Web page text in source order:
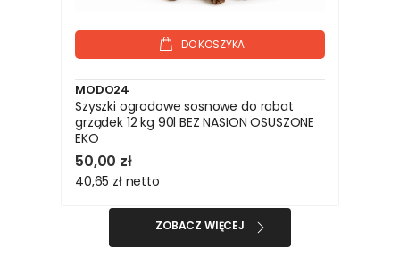
DO KOSZYKA
MODO24
Szyszki ogrodowe sosnowe do rabat
grządek 12 kg 90l BEZ NASION OSUSZONE
EKO
50,00 zł
40,65 zł netto
ZOBACZ WIĘCEJ